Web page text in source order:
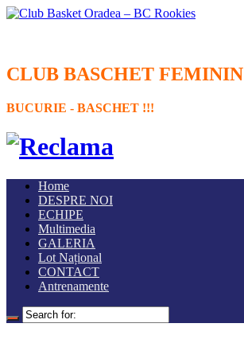
CLUB BASCHET FEMININ
BUCURIE - BASCHET !!!
Home
DESPRE NOI
ECHIPE
Multimedia
GALERIA
Lot Național
CONTACT
Antrenamente